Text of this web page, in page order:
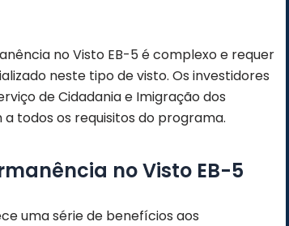
no Visto EB-5 é complexo e requer
neste tipo de visto. Os investidores
de Cidadania e Imigração dos
todos os requisitos do programa.
no Visto EB-5
uma série de benefícios aos